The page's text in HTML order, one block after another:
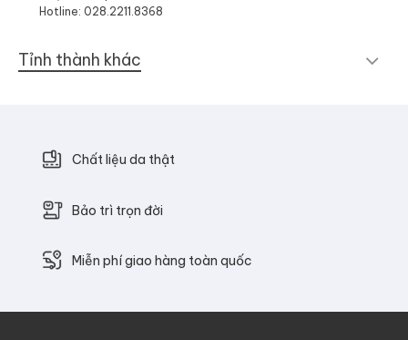
Hotline: 028.2211.8368
Tỉnh thành khác
Chất liệu da thật
Bảo trì trọn đời
Miễn phí giao hàng toàn quốc